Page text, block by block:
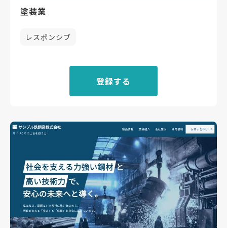
塗装業
レスポンシブ
登録する